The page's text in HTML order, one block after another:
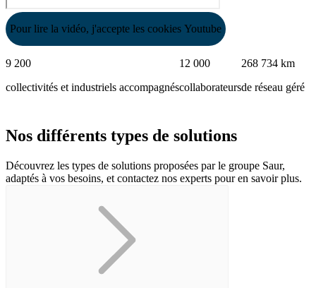
Pour lire la vidéo, j'accepte les cookies Youtube
9 200
collectivités et industriels accompagnés
12 000
collaborateurs
268 734 km
de réseau géré
Nos différents types de solutions
Découvrez les types de solutions proposées par le groupe Saur,
adaptés à vos besoins, et contactez nos experts pour en savoir plus.